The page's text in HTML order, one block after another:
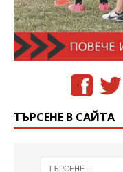
ТЪРСЕНЕ В САЙТА